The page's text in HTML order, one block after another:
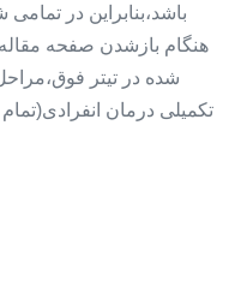
باشد،بنابراین در
هنگام بازشدن صفحه
شده در تیتر فوق،مراحل
تکمیلی درمان